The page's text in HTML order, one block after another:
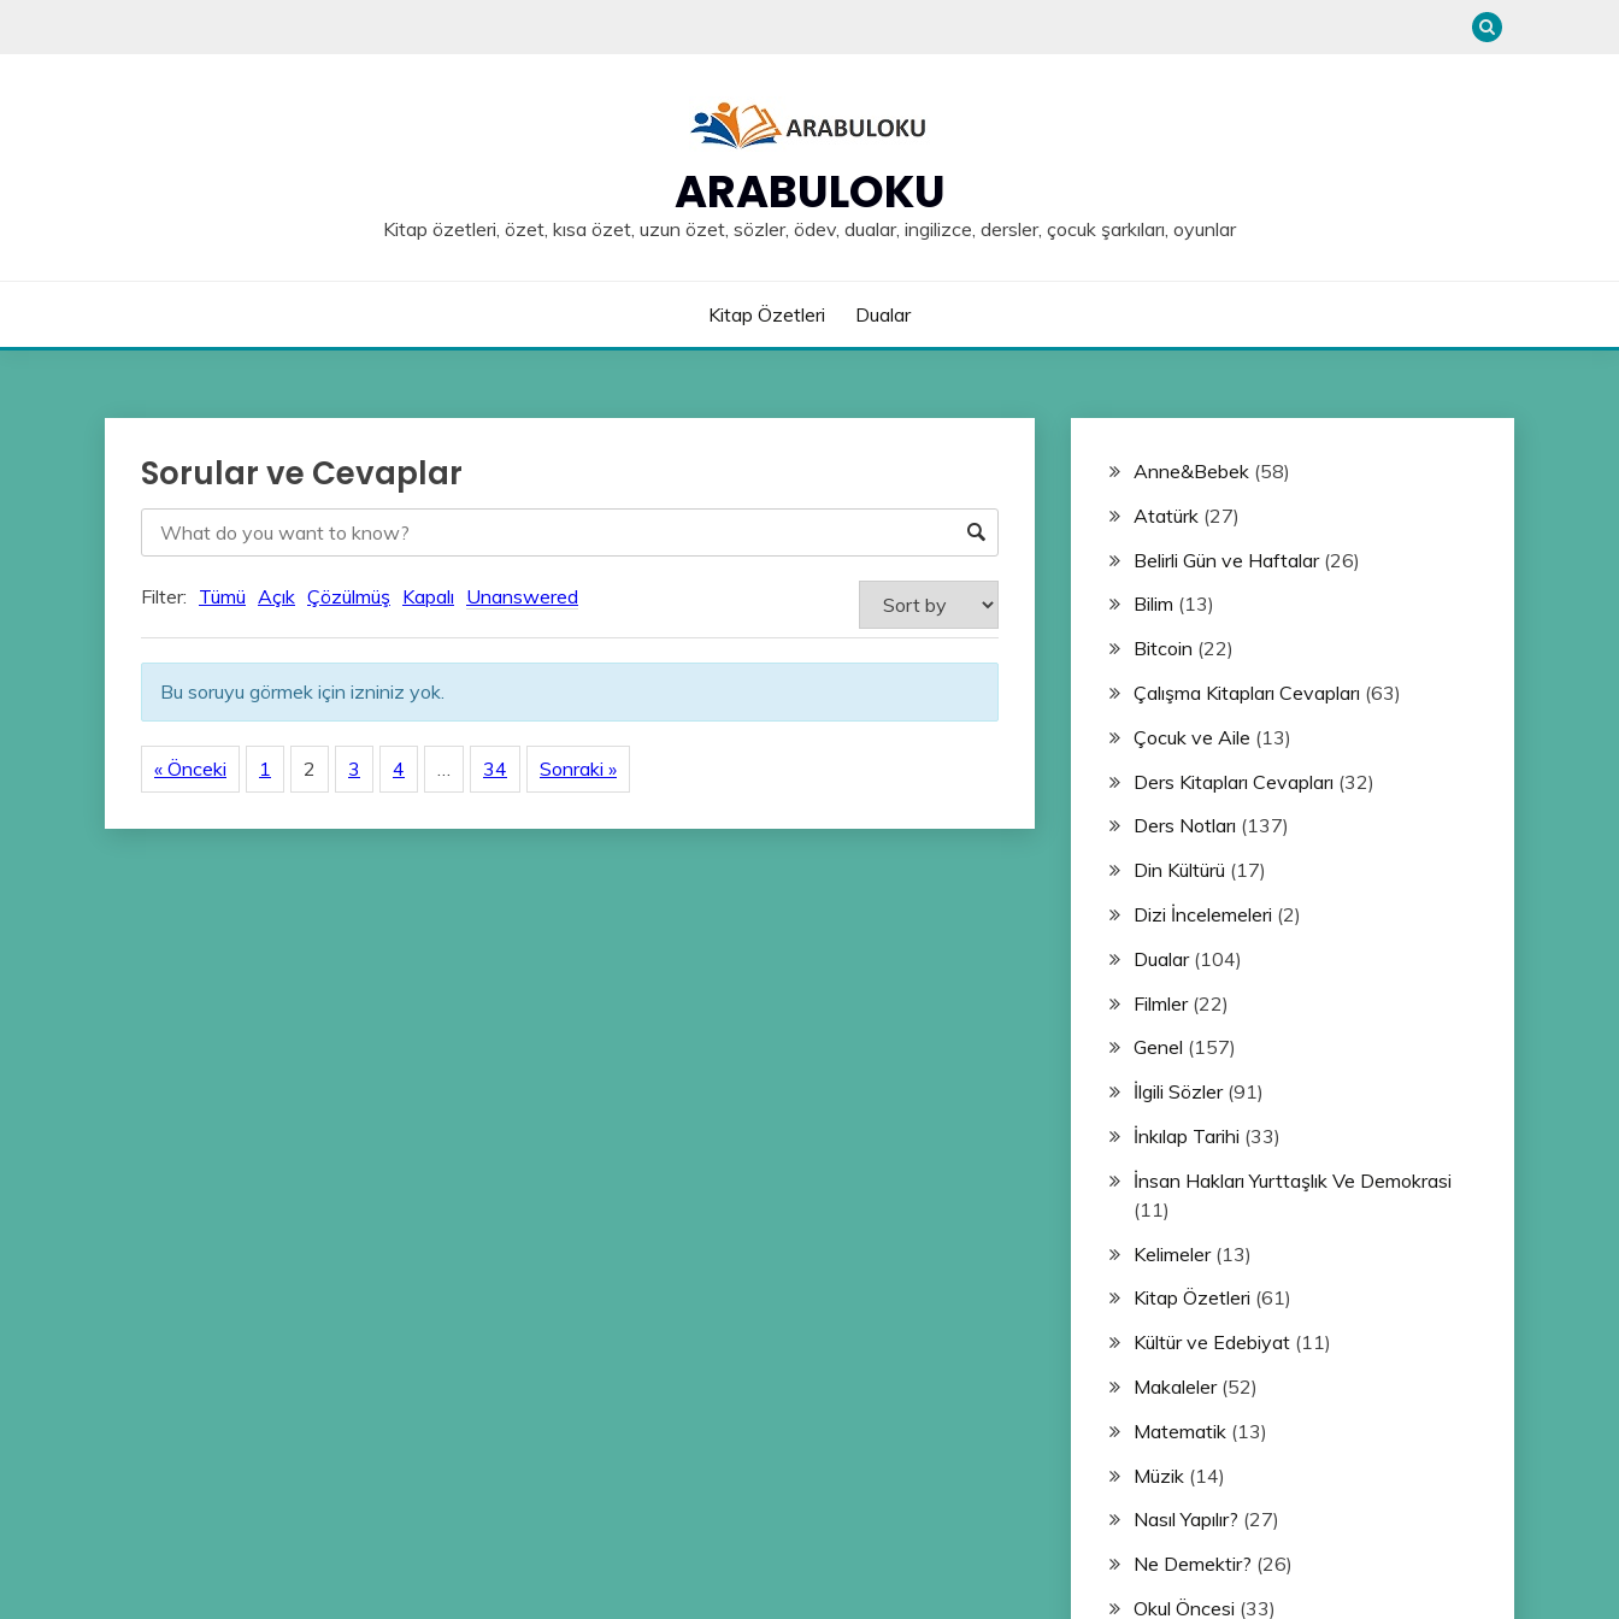
ARABULOKU
Kitap özetleri, özet, kısa özet, uzun özet, sözler, ödev, dualar, ingilizce, dersler, çocuk şarkıları, oyunlar
Kitap Özetleri Dualar
Sorular ve Cevaplar
Filter: Tümü Açık Çözülmüş Kapalı Unanswered
Bu soruyu görmek için izniniz yok.
« Önceki 1 2 3 4 … 34 Sonraki »
Anne&Bebek(58)
Atatürk(27)
Belirli Gün ve Haftalar(26)
Bilim (13)
Bitcoin (22)
Çalışma Kitapları Cevapları (63)
Çocuk ve Aile (13)
Ders Kitapları Cevapları (32)
Ders Notları (137)
Din Kültürü (17)
Dizi İncelemeleri (2)
Dualar(104)
Filmler(22)
Genel (157)
İlgili Sözler(91)
İnkılap Tarihi (33)
İnsan Hakları Yurttaşlık Ve Demokrasi
(11)
Kelimeler(13)
Kitap Özetleri (61)
Kültür ve Edebiyat(11)
Makaleler(52)
Matematik(13)
Müzik(14)
Nasıl Yapılır? (27)
Ne Demektir? (26)
Okul Öncesi (33)